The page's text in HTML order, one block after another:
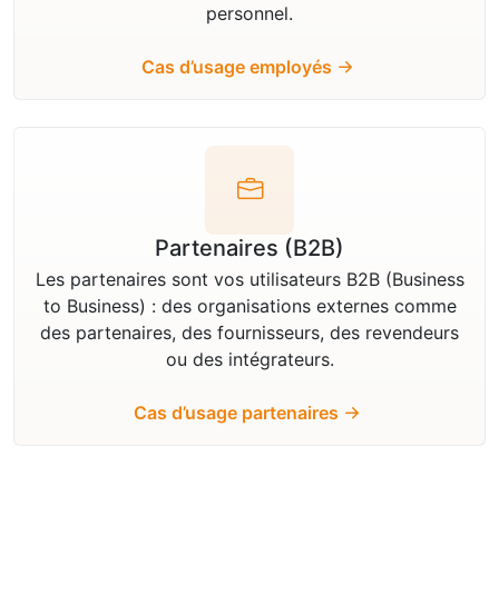
personnel.
Cas d’usage employés
Partenaires (B2B)
Les partenaires sont vos utilisateurs B2B (Business
to Business) : des organisations externes comme
des partenaires, des fournisseurs, des revendeurs
ou des intégrateurs.
Cas d’usage partenaires